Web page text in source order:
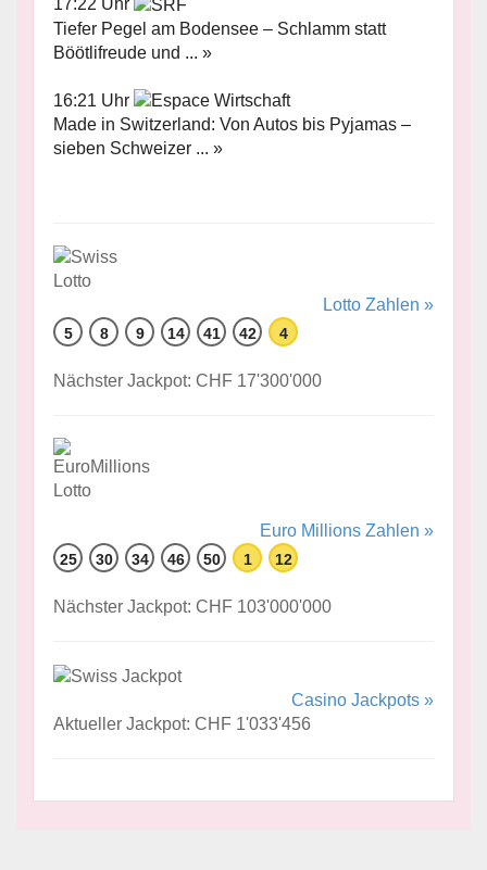
Tiefer Pegel am Bodensee – Schlamm statt
Böötlifreude und ... »
16:21 Uhr
Made in Switzerland: Von Autos bis Pyjamas –
sieben Schweizer ... »
Lotto Zahlen »
5 8 9 14 41 42 4
Nächster Jackpot: CHF 17'300'000
Euro Millions Zahlen »
25 30 34 46 50 1 12
Nächster Jackpot: CHF 103'000'000
Casino Jackpots »
Aktueller Jackpot: CHF 1'033'456